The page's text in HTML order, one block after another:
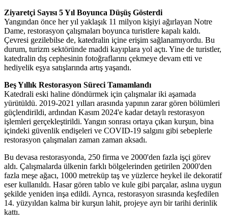
Ziyaretçi Sayısı 5 Yıl Boyunca Düşüş Gösterdi
Yangından önce her yıl yaklaşık 11 milyon kişiyi ağırlayan Notre
Dame, restorasyon çalışmaları boyunca turistlere kapalı kaldı.
Çevresi gezilebilse de, katedralin içine erişim sağlanamıyordu. Bu
durum, turizm sektöründe maddi kayıplara yol açtı. Yine de turistler,
katedralin dış cephesinin fotoğraflarını çekmeye devam etti ve
hediyelik eşya satışlarında artış yaşandı.
Beş Yıllık Restorasyon Süreci Tamamlandı
Katedrali eski haline döndürmek için çalışmalar iki aşamada
yürütüldü. 2019-2021 yılları arasında yapının zarar gören bölümleri
güçlendirildi, ardından Kasım 2024'e kadar detaylı restorasyon
işlemleri gerçekleştirildi. Yangın sonrası ortaya çıkan kurşun, bina
içindeki güvenlik endişeleri ve COVID-19 salgını gibi sebeplerle
restorasyon çalışmaları zaman zaman aksadı.
Bu devasa restorasyonda, 250 firma ve 2000'den fazla işçi görev
aldı. Çalışmalarda ülkenin farklı bölgelerinden getirilen 2000'den
fazla meşe ağacı, 1000 metreküp taş ve yüzlerce heykel ile dekoratif
eser kullanıldı. Hasar gören tablo ve kule gibi parçalar, aslına uygun
şekilde yeniden inşa edildi. Ayrıca, restorasyon sırasında keşfedilen
14. yüzyıldan kalma bir kurşun lahit, projeye ayrı bir tarihi derinlik
kattı.